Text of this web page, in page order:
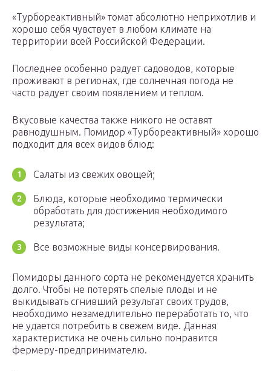
«Турбореактивный» томат абсолютно неприхотлив и
хорошо себя чувствует в любом климате на
территории всей Российской Федерации.
Последнее особенно радует садоводов, которые
проживают в регионах, где солнечная погода не
часто радует своим появлением и теплом.
Вкусовые качества также никого не оставят
равнодушным. Помидор «Турбореактивный» хорошо
подходит для всех видов блюд:
Салаты из свежих овощей;
Блюда, которые необходимо термически
обработать для достижения необходимого
результата;
Все возможные виды консервирования.
Помидоры данного сорта не рекомендуется хранить
долго. Чтобы не потерять спелые плоды и не
выкидывать сгнивший результат своих трудов,
необходимо незамедлительно переработать то, что
не удается потребить в свежем виде. Данная
характеристика не очень сильно понравится
фермеру-предпринимателю.